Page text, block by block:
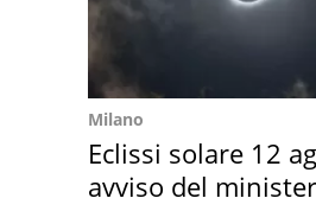
Milano
Eclissi solare 12
avviso del